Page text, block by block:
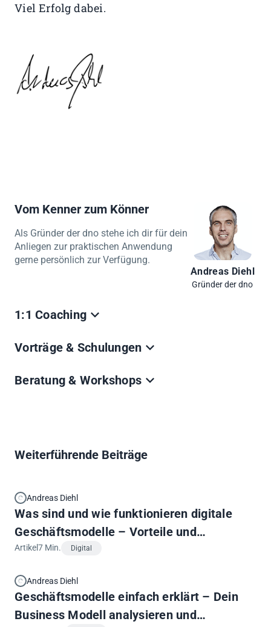
Viel Erfolg dabei.
Andreas Diehl
Gründer der dno
Vom Kenner zum Könner
Als Gründer der dno stehe ich dir für dein
Anliegen zur praktischen Anwendung
gerne persönlich zur Verfügung.
1:1 Coaching
Schnell, einfach, unkompliziert auch ohne
Termin buchen (€)
Vorträge & Schulungen
deinem Event in internen Mitarbeitern Lunch & Learns
Beratung & Workshops
Weiterführende Beiträge
Andreas Diehl
Was sind und wie funktionieren digitale
Geschäftsmodelle – Vorteile und
Potentiale
Artikel7 Min. Digital
Andreas Diehl
Geschäftsmodelle einfach erklärt – Dein
Business Modell analysieren und